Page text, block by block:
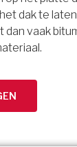
dak te
dan vaak